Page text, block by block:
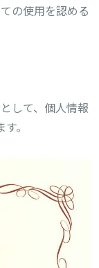
の使用を認める
して、個人情報
。